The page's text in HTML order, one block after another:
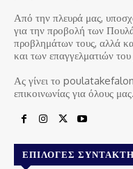
Από την πλευρά μας,
για την προβολή των
προβλημάτων τους, αλλά
και των επαγγελματιών
Ας γίνει το
επικοινωνίας για όλους μας.
ΕΠΙΛΟΓΈΣ ΣΥΝΤΆΚΤΗ